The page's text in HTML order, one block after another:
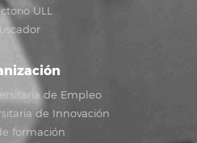
ULL
de Empleo
de Innovación
formación